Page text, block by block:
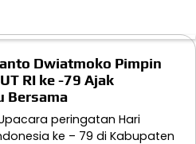
Dwiatmoko Pimpin
RI ke -79 Ajak
Bersama
peringatan Hari
ke – 79 di Kabupaten